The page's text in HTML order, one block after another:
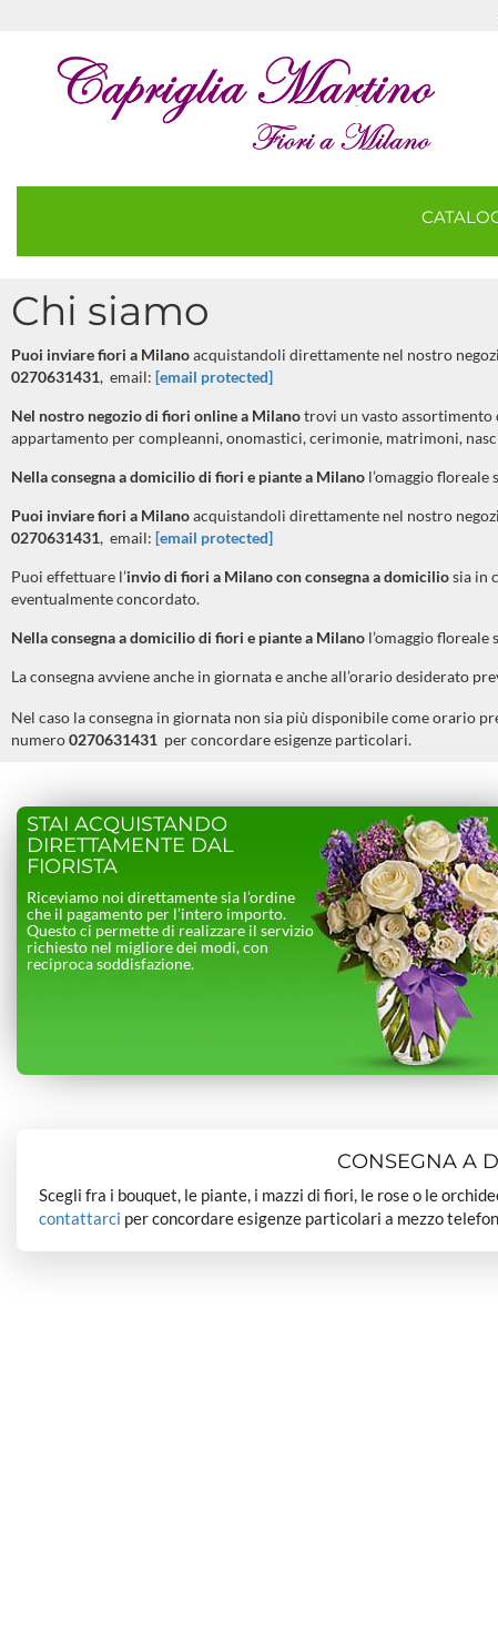
Chi siamo
Puoi inviare fiori a Milanoacquistandoli direttamente nel nostro
0270631431, email: [email protected]
Nel nostro negozio di fiori online a Milanotrovi un vasto
appartamento per compleanni, onomastici, cerimonie, matrimoni,
Nella consegna a domicilio di fiori e piante a Milano l’omaggio
Puoi inviare fiori a Milanoacquistandoli direttamente nel nostro
0270631431, email: [email protected]
Puoi effettuare l’invio di fiori a Milanocon consegna a domiciliosia in
eventualmente concordato.
Nella consegna a domicilio di fiori e piante a Milano l’omaggio
La consegna avviene anche in giornata e anche all’orario desiderato
Nel caso la consegna in giornata non sia più disponibile come orario
numero0270631431 per concordare esigenze particolari.
STAI ACQUISTANDO
DIRETTAMENTE DAL
FIORISTA
Riceviamo noi direttamente sia l’ordine
che il pagamento per l’intero importo.
Questo ci permette di realizzare il servizio
richiesto nel migliore dei modi, con
reciproca soddisfazione.
CONSEGNA A
Scegli fra i bouquet, le piante, i mazzi di fiori, le rose o le
contattarci per concordare esigenze particolari a mezzo